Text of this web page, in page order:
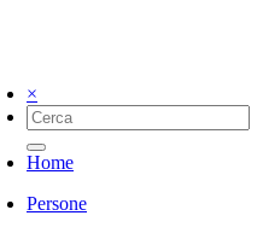
×
Home
Persone